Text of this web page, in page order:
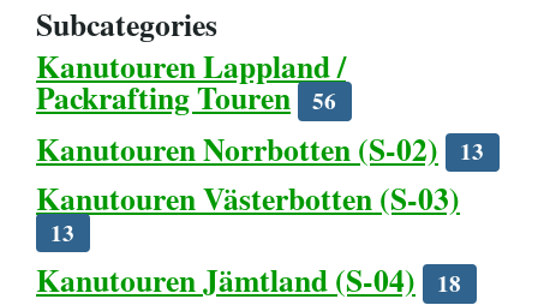
Subcategories
Kanutouren Lappland /
Packrafting Touren 56
Kanutouren Norrbotten (S-02) 13
Kanutouren Västerbotten (S-03)
13
Kanutouren Jämtland (S-04) 18